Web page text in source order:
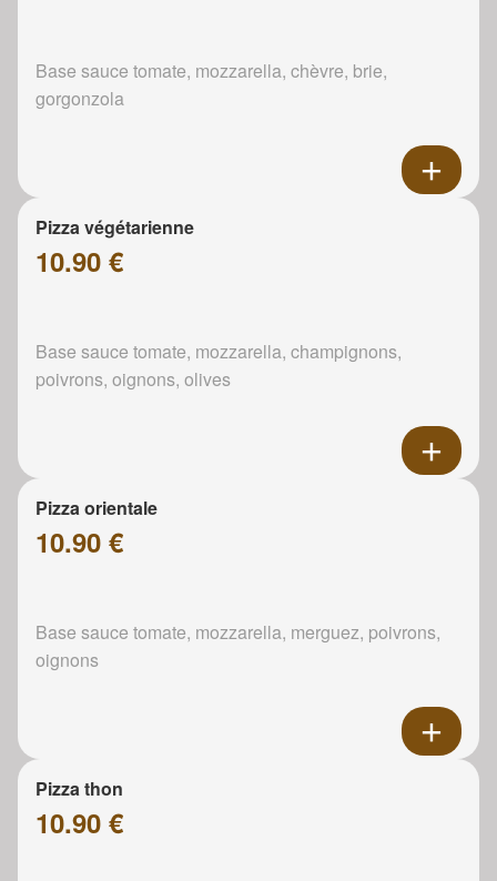
Base sauce tomate, mozzarella, chèvre, brie,
gorgonzola
Pizza végétarienne
10.90 €
Base sauce tomate, mozzarella, champignons,
poivrons, oignons, olives
Pizza orientale
10.90 €
Base sauce tomate, mozzarella, merguez, poivrons,
oignons
Pizza thon
10.90 €